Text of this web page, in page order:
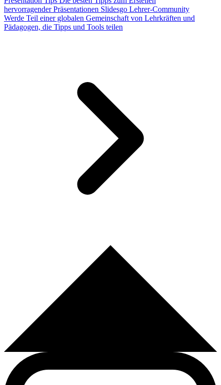
hervorragender Präsentationen Slidesgo Lehrer-Community
Werde Teil einer globalen Gemeinschaft von Lehrkräften und
Pädagogen, die Tipps und Tools teilen